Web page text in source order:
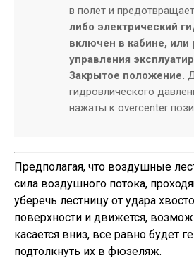
в полет и
либо электрический
включен в кабине, или
управления
Закрытое положение.
гидровлического
нажаты к overcenter
Предполагая, что воздушные
сила воздушного потока,
уберечь лестницу от удара
поверхности и движется,
касается вниз, все равно будет
подтолкнуть их в фюзеляж.